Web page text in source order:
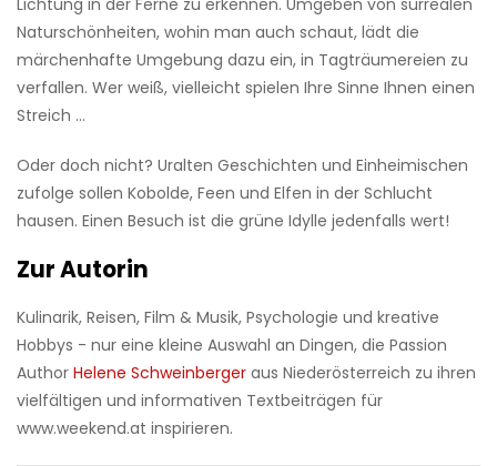
Naturschönheiten, wohin man auch schaut, lädt die
märchenhafte Umgebung dazu ein, in Tagträumereien zu
verfallen. Wer weiß, vielleicht spielen Ihre Sinne Ihnen einen
Streich …
Oder doch nicht? Uralten Geschichten und Einheimischen
zufolge sollen Kobolde, Feen und Elfen in der Schlucht
hausen. Einen Besuch ist die grüne Idylle jedenfalls wert!
Zur Autorin
Kulinarik, Reisen, Film & Musik, Psychologie und kreative
Hobbys - nur eine kleine Auswahl an Dingen, die Passion
Author Helene Schweinberger aus Niederösterreich zu ihren
vielfältigen und informativen Textbeiträgen für
www.weekend.at inspirieren.